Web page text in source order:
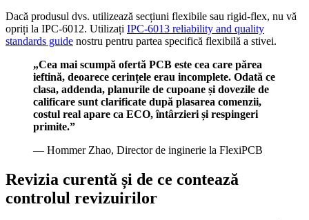
Dacă produsul dvs. utilizează secțiuni flexibile sau rigid-flex, nu vă
opriți la IPC-6012. Utilizați IPC-6013 reliability and quality
standards guide nostru pentru partea specifică flexibilă a stivei.
„Cea mai scumpă ofertă PCB este cea care părea
ieftină, deoarece cerințele erau incomplete. Odată ce
clasa, addenda, planurile de cupoane și dovezile de
calificare sunt clarificate după plasarea comenzii,
costul real apare ca ECO, întârzieri și respingeri
primite.”
— Hommer Zhao, Director de inginerie la FlexiPCB
Revizia curentă și de ce contează
controlul revizuirilor